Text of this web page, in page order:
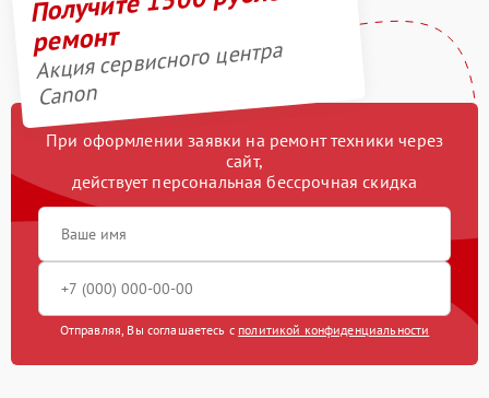
ремонт
Акция сервисного центра
Canon
При оформлении заявки на ремонт техники через
сайт,
действует персональная бессрочная скидка
Отправляя, Вы соглашаетесь с политикой конфиденциальности